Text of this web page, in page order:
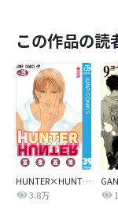
この作品の読
HUNTER×HUNTER モノクロ版
3.8万